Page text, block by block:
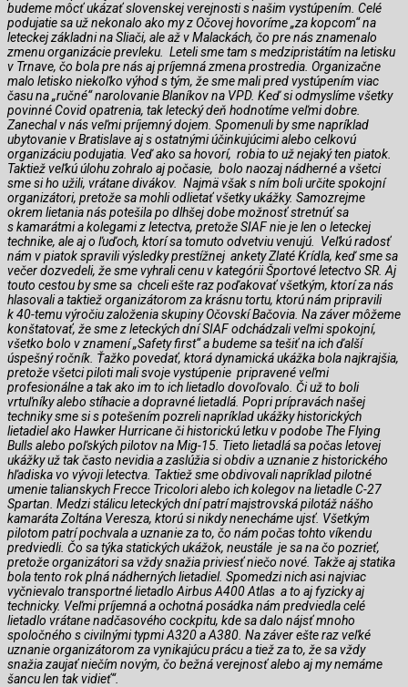
budeme môcť ukázať slovenskej verejnosti s našim vystúpením. Celé
podujatie sa už nekonalo ako my z Očovej hovoríme „za kopcom“ na
leteckej základni na Sliači, ale až v Malackách, čo pre nás znamenalo
zmenu organizácie prevleku. Leteli sme tam s medzipristátím na letisku
v Trnave, čo bola pre nás aj príjemná zmena prostredia. Organizačne
malo letisko niekoľko výhod s tým, že sme mali pred vystúpením viac
času na „ručné“ narolovanie Blaníkov na VPD. Keď si odmyslíme všetky
povinné Covid opatrenia, tak letecký deň hodnotíme veľmi dobre.
Zanechal v nás veľmi príjemný dojem. Spomenuli by sme napríklad
ubytovanie v Bratislave aj s ostatnými účinkujúcimi alebo celkovú
organizáciu podujatia. Veď ako sa hovorí, robia to už nejaký ten piatok.
Taktiež veľkú úlohu zohralo aj počasie, bolo naozaj nádherné a všetci
sme si ho užili, vrátane divákov. Najmä však s ním boli určite spokojní
organizátori, pretože sa mohli odlietať všetky ukážky. Samozrejme
okrem lietania nás potešila po dlhšej dobe možnosť stretnúť sa
s kamarátmi a kolegami z letectva, pretože SIAF nie je len o leteckej
technike, ale aj o ľuďoch, ktorí sa tomuto odvetviu venujú. Veľkú radosť
nám v piatok spravili výsledky prestížnej ankety Zlaté Krídla, keď sme sa
večer dozvedeli, že sme vyhrali cenu v kategórii Športové letectvo SR. Aj
touto cestou by sme sa chceli ešte raz poďakovať všetkým, ktorí za nás
hlasovali a taktiež organizátorom za krásnu tortu, ktorú nám pripravili
k 40-temu výročiu založenia skupiny Očovskí Bačovia. Na záver môžeme
konštatovať, že sme z leteckých dní SIAF odchádzali veľmi spokojní,
všetko bolo v znamení „Safety first“ a budeme sa tešiť na ich ďalší
úspešný ročník. Ťažko povedať, ktorá dynamická ukážka bola najkrajšia,
pretože všetci piloti mali svoje vystúpenie pripravené veľmi
profesionálne a tak ako im to ich lietadlo dovoľovalo. Či už to boli
vrtuľníky alebo stíhacie a dopravné lietadlá. Popri prípravách našej
techniky sme si s potešením pozreli napríklad ukážky historických
lietadiel ako Hawker Hurricane či historickú letku v podobe The Flying
Bulls alebo poľských pilotov na Mig-15. Tieto lietadlá sa počas letovej
ukážky už tak často nevidia a zaslúžia si obdiv a uznanie z historického
hľadiska vo vývoji letectva. Taktiež sme obdivovali napríklad pilotné
umenie talianskych Frecce Tricolori alebo ich kolegov na lietadle C-27
Spartan. Medzi stálicu leteckých dní patrí majstrovská pilotáž nášho
kamaráta Zoltána Veresza, ktorú si nikdy nenecháme ujsť. Všetkým
pilotom patrí pochvala a uznanie za to, čo nám počas tohto víkendu
predviedli. Čo sa týka statických ukážok, neustále je sa na čo pozrieť,
pretože organizátori sa vždy snažia priviesť niečo nové. Takže aj statika
bola tento rok plná nádherných lietadiel. Spomedzi nich asi najviac
vyčnievalo transportné lietadlo Airbus A400 Atlas a to aj fyzicky aj
technicky. Veľmi príjemná a ochotná posádka nám predviedla celé
lietadlo vrátane nadčasového cockpitu, kde sa dalo nájsť mnoho
spoločného s civilnými typmi A320 a A380. Na záver ešte raz veľké
uznanie organizátorom za vynikajúcu prácu a tiež za to, že sa vždy
snažia zaujať niečím novým, čo bežná verejnosť alebo aj my nemáme
šancu len tak vidieť“.